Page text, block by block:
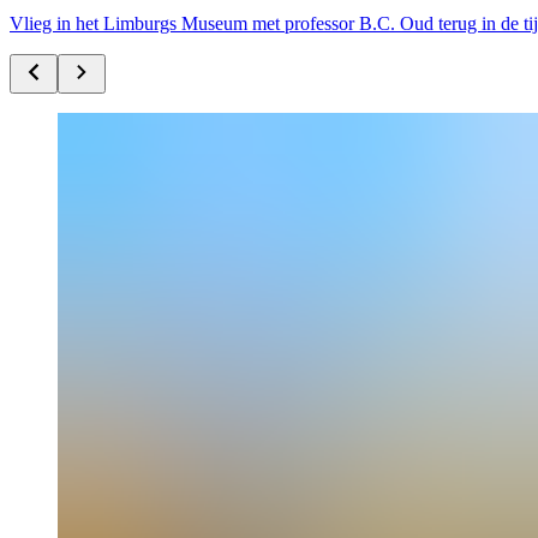
Vlieg in het Limburgs Museum met professor B.C. Oud terug in de